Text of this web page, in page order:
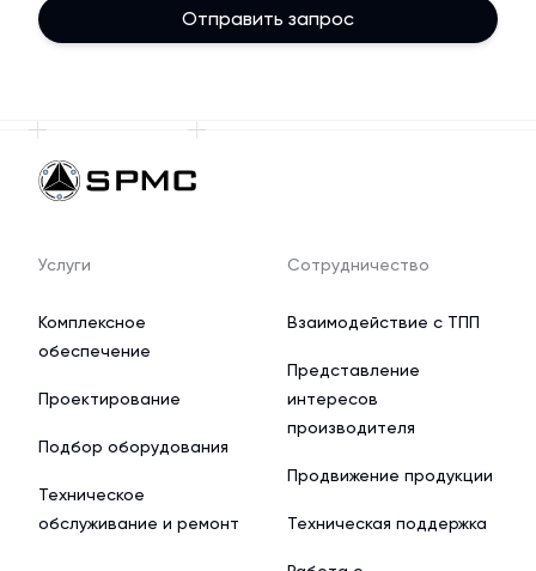
Отправить запрос
Услуги
Комплексное
обеспечение
Проектирование
Подбор оборудования
Техническое
обслуживание и ремонт
Сотрудничество
Взаимодействие с ТПП
Представление
интересов
производителя
Продвижение продукции
Техническая поддержка